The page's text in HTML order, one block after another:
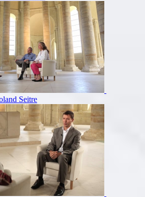
Seitre